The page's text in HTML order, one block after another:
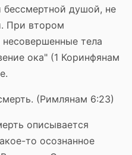
бессмертной душой, не
При втором
тела
ока" (1 Коринфянам
(Римлянам 6:23)
описывается
то осознанное